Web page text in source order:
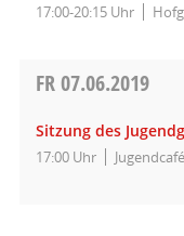
17:00-20:15 Uhr
FR07.06.2019
Sitzung des
17:00 Uhr Jugendcafé